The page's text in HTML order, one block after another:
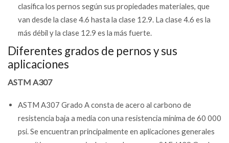
clasifica los pernos según sus propiedades materiales, que
van desde la clase 4.6 hasta la clase 12.9. La clase 4.6 es la
más débil y la clase 12.9 es la más fuerte.
Diferentes grados de pernos y sus
aplicaciones
ASTM A307
ASTM A307 Grado A consta de acero al carbono de
resistencia baja a media con una resistencia mínima de 60 000
psi. Se encuentran principalmente en aplicaciones generales